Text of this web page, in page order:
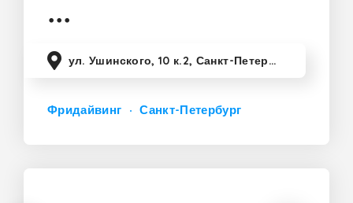
сотни лет.
ул. Ушинского, 10 к.2, Санкт-Петербург, Россия
Фридайвинг Санкт-Петербург